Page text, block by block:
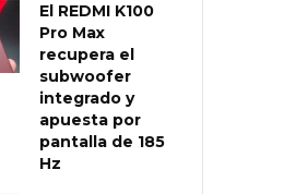
El REDMI K100
Pro Max
recupera el
subwoofer
integrado y
apuesta por
pantalla de 185
Hz